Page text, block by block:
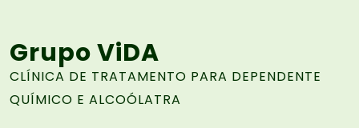
Grupo ViDA
CLÍNICA DE TRATAMENTO PARA DEPENDENTE
QUÍMICO E ALCOÓLATRA